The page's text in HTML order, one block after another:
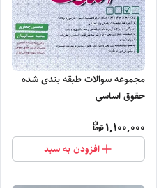
مجموعه سوالات طبقه بندی شده
حقوق اساسی
1,100,000
افزودن به سبد